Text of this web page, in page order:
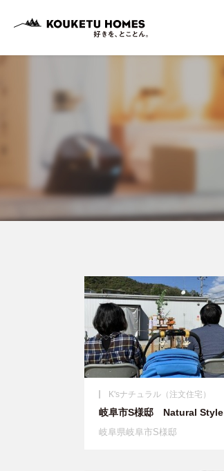
K'sナチュラル（注文住宅）
岐阜市S様邸 Natural Style
岐阜県岐阜市S様邸